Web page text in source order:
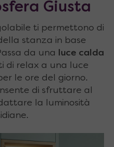
Giusta
ti permettono di
stanza in base
da una luce calda
di relax a una luce
le ore del giorno.
di sfruttare al
la luminosità